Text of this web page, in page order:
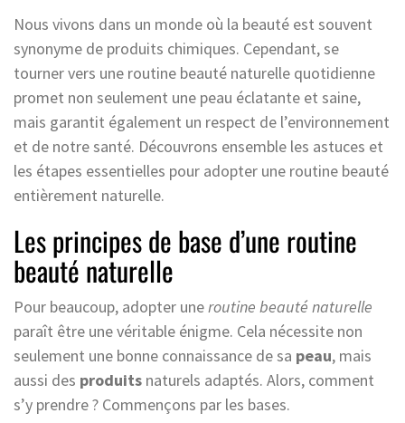
Nous vivons dans un monde où la beauté est souvent
synonyme de produits chimiques. Cependant, se
tourner vers une routine beauté naturelle quotidienne
promet non seulement une peau éclatante et saine,
mais garantit également un respect de l’environnement
et de notre santé. Découvrons ensemble les astuces et
les étapes essentielles pour adopter une routine beauté
entièrement naturelle.
Les principes de base d’une routine
beauté naturelle
Pour beaucoup, adopter uneroutine beauté naturelle
paraît être une véritable énigme. Cela nécessite non
seulement une bonne connaissance de sa peau, mais
aussi des produits naturels adaptés. Alors, comment
s’y prendre ? Commençons par les bases.